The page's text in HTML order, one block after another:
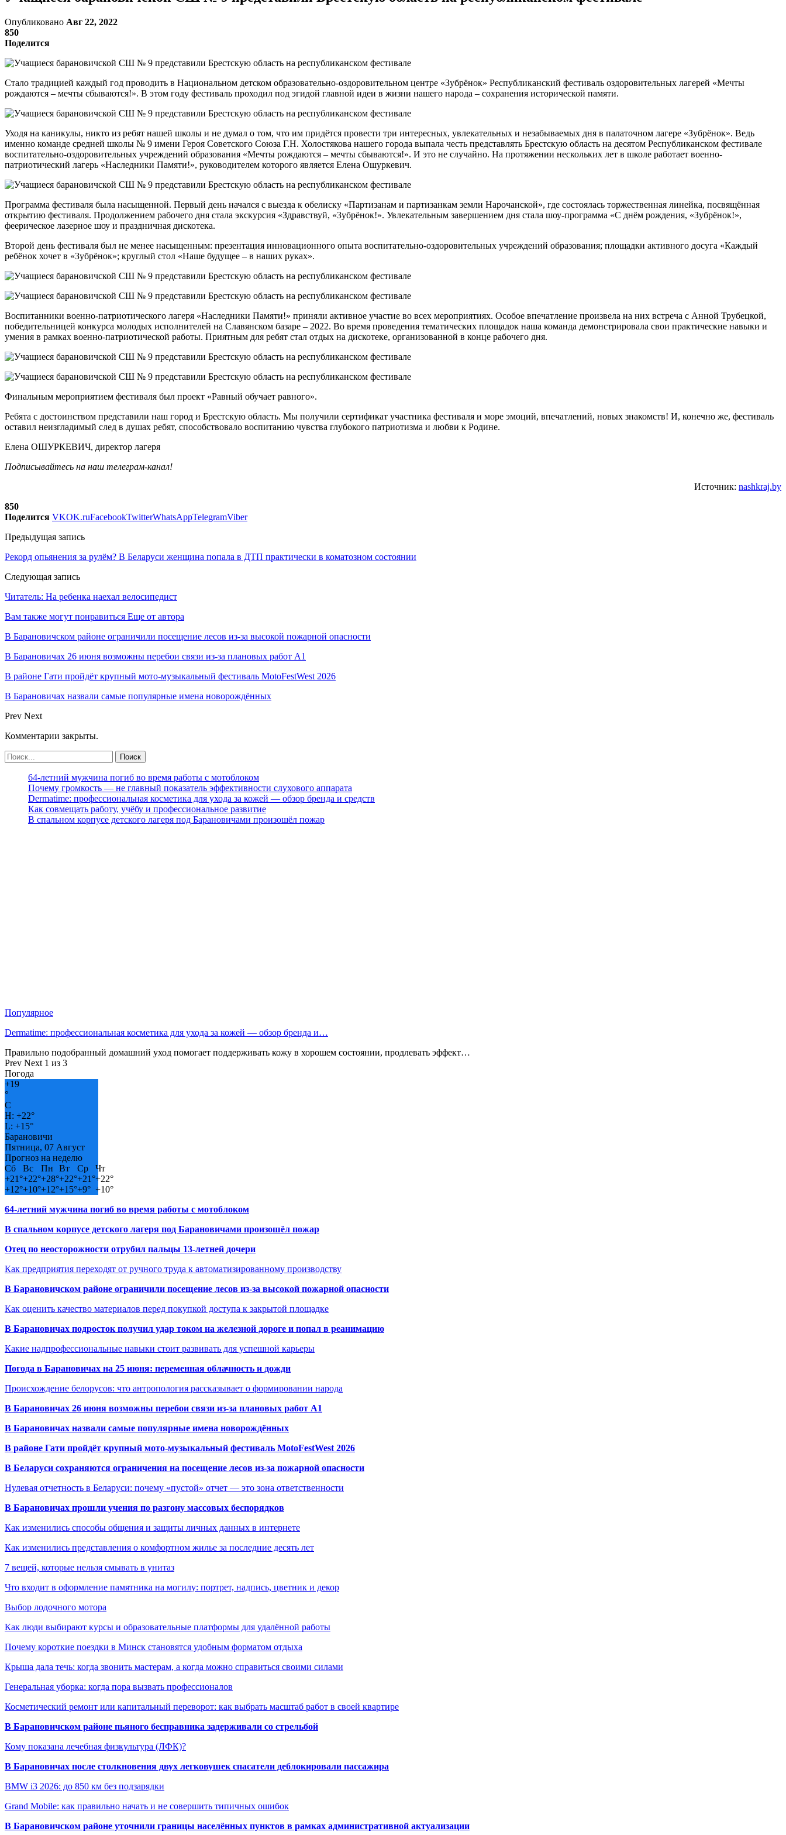
Опубликовано Авг 22, 2022
850
Поделится
Стало традицией каждый год проводить в Национальном детском образовательно-оздоровительном центре «Зубрёнок» Республиканский фестиваль оздоровительных лагерей «Мечты
рождаются – мечты сбываются!». В этом году фестиваль проходил под эгидой главной идеи в жизни нашего народа – сохранения исторической памяти.
Уходя на каникулы, никто из ребят нашей школы и не думал о том, что им придётся провести три интересных, увлекательных и незабываемых дня в палаточном лагере «Зубрёнок». Ведь
именно команде средней школы № 9 имени Героя Советского Союза Г.Н. Холостякова нашего города выпала честь представлять Брестскую область на десятом Республиканском фестивале
воспитательно-оздоровительных учреждений образования «Мечты рождаются – мечты сбываются!». И это не случайно. На протяжении нескольких лет в школе работает военно-
патриотический лагерь «Наследники Памяти!», руководителем которого является Елена Ошуркевич.
Программа фестиваля была насыщенной. Первый день начался с выезда к обелиску «Партизанам и партизанкам земли Нарочанской», где состоялась торжественная линейка, посвящённая
открытию фестиваля. Продолжением рабочего дня стала экскурсия «Здравствуй, «Зубрёнок!». Увлекательным завершением дня стала шоу-программа «С днём рождения, «Зубрёнок!»,
феерическое лазерное шоу и праздничная дискотека.
Второй день фестиваля был не менее насыщенным: презентация инновационного опыта воспитательно-оздоровительных учреждений образования; площадки активного досуга «Каждый
ребёнок хочет в «Зубрёнок»; круглый стол «Наше будущее – в наших руках».
Воспитанники военно-патриотического лагеря «Наследники Памяти!» приняли активное участие во всех мероприятиях. Особое впечатление произвела на них встреча с Анной Трубецкой,
победительницей конкурса молодых исполнителей на Славянском базаре – 2022. Во время проведения тематических площадок наша команда демонстрировала свои практические навыки и
умения в рамках военно-патриотической работы. Приятным для ребят стал отдых на дискотеке, организованной в конце рабочего дня.
Финальным мероприятием фестиваля был проект «Равный обучает равного».
Ребята с достоинством представили наш город и Брестскую область. Мы получили сертификат участника фестиваля и море эмоций, впечатлений, новых знакомств! И, конечно же, фестиваль
оставил неизгладимый след в душах ребят, способствовало воспитанию чувства глубокого патриотизма и любви к Родине.
Елена ОШУРКЕВИЧ, директор лагеря
Подписывайтесь на наш телеграм-канал!
Источник: nashkraj.by
850
Поделится VKOK.ruFacebookTwitterWhatsAppTelegramViber
Предыдущая запись
Рекорд опьянения за рулём? В Беларуси женщина попала в ДТП практически в коматозном состоянии
Следующая запись
Читатель: На ребенка наехал велосипедист
Вам также могут понравиться Еще от автора
В Барановичском районе ограничили посещение лесов из-за высокой пожарной опасности
В Барановичах 26 июня возможны перебои связи из-за плановых работ A1
В районе Гати пройдёт крупный мото-музыкальный фестиваль MotoFestWest 2026
В Барановичах назвали самые популярные имена новорождённых
Prev Next
Комментарии закрыты.
64-летний мужчина погиб во время работы с мотоблоком
Почему громкость — не главный показатель эффективности слухового аппарата
Dermatime: профессиональная косметика для ухода за кожей — обзор бренда и средств
Как совмещать работу, учёбу и профессиональное развитие
В спальном корпусе детского лагеря под Барановичами произошёл пожар
Популярное
Dermatime: профессиональная косметика для ухода за кожей — обзор бренда и…
Правильно подобранный домашний уход помогает поддерживать кожу в хорошем состоянии, продлевать эффект…
Prev Next 1 из 3
Погода
+19
°
C
H: +22°
L: +15°
Барановичи
Пятница, 07 Август
Прогноз на неделю
Сб
Вс Пн Вт Ср
Чт
+21°+22°+28°+22°+21°+22°
+12°+10°+12°+15°+9° +10°
64-летний мужчина погиб во время работы с мотоблоком
В спальном корпусе детского лагеря под Барановичами произошёл пожар
Отец по неосторожности отрубил пальцы 13-летней дочери
Как предприятия переходят от ручного труда к автоматизированному производству
В Барановичском районе ограничили посещение лесов из-за высокой пожарной опасности
Как оценить качество материалов перед покупкой доступа к закрытой площадке
В Барановичах подросток получил удар током на железной дороге и попал в реанимацию
Какие надпрофессиональные навыки стоит развивать для успешной карьеры
Погода в Барановичах на 25 июня: переменная облачность и дожди
Происхождение белорусов: что антропология рассказывает о формировании народа
В Барановичах 26 июня возможны перебои связи из-за плановых работ A1
В Барановичах назвали самые популярные имена новорождённых
В районе Гати пройдёт крупный мото-музыкальный фестиваль MotoFestWest 2026
В Беларуси сохраняются ограничения на посещение лесов из-за пожарной опасности
Нулевая отчетность в Беларуси: почему «пустой» отчет — это зона ответственности
В Барановичах прошли учения по разгону массовых беспорядков
Как изменились способы общения и защиты личных данных в интернете
Как изменились представления о комфортном жилье за последние десять лет
7 вещей, которые нельзя смывать в унитаз
Что входит в оформление памятника на могилу: портрет, надпись, цветник и декор
Выбор лодочного мотора
Как люди выбирают курсы и образовательные платформы для удалённой работы
Почему короткие поездки в Минск становятся удобным форматом отдыха
Крыша дала течь: когда звонить мастерам, а когда можно справиться своими силами
Генеральная уборка: когда пора вызвать профессионалов
Косметический ремонт или капитальный переворот: как выбрать масштаб работ в своей квартире
В Барановичском районе пьяного бесправника задерживали со стрельбой
Кому показана лечебная физкультура (ЛФК)?
В Барановичах после столкновения двух легковушек спасатели деблокировали пассажира
BMW i3 2026: до 850 км без подзарядки
Grand Mobile: как правильно начать и не совершить типичных ошибок
В Барановичском районе уточнили границы населённых пунктов в рамках административной актуализации